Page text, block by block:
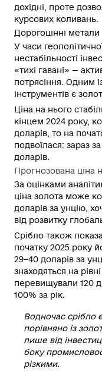
дохідні, проте
курсових коливань.
Дорогоцінні метали
У часи
нестабільності
«тихі гавані» —
потрясіння. Одним
інструментів є
Ціна на нього
кінцем 2024 року,
доларів, то на
подвоїлася: зараз
доларів.
Прогнозована ціна
За оцінками
ціна золота може
доларів за унцію,
від розвитку
Срібло також
початку 2025 року
29–40 доларів за
знаходяться на
перевищували 120
100% за рік.
Водночас срібло
порівняно із
лише від
боку
різкими.